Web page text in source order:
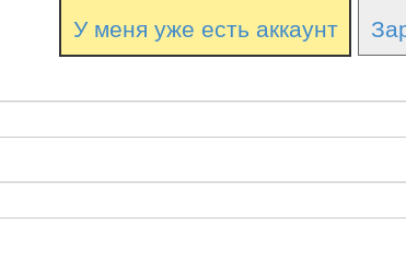
У меня уже есть аккаунт